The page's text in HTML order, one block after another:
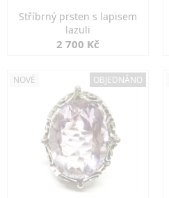
Stříbrný prsten s lapisem
lazuli
2 700 Kč
NOVÉ OBJEDNÁNO